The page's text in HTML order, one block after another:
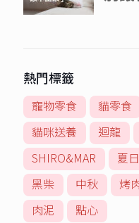
熱門標籤
寵物零食 貓零食
貓咪送養
迴龍
SHIRO&MAR
夏
黑柴
中秋 烤
肉泥
點心